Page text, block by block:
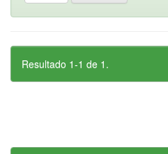
Resultado 1-1 de 1.